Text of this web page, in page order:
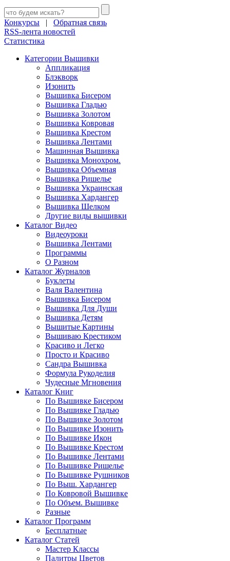
Конкурсы | Обратная связь
RSS-лента новостей
Статистика
Категории Вышивки
Аппликация
Блэкворк
Изонить
Вышивка Бисером
Вышивка Гладью
Вышивка Золотом
Вышивка Ковровая
Вышивка Крестом
Вышивка Лентами
Машинная Вышивка
Вышивка Монохром.
Вышивка Объемная
Вышивка Ришелье
Вышивка Украинская
Вышивка Хардангер
Вышивка Шелком
Другие виды вышивки
Каталог Видео
Видеоуроки
Вышивка Лентами
Программы
О Разном
Каталог Журналов
Буклеты
Валя Валентина
Вышивка Бисером
Вышивка Для Души
Вышивка Детям
Вышитые Картины
Вышиваю Крестиком
Красиво и Легко
Просто и Красиво
Сандра Вышивка
Формула Рукоделия
Чудесные Мгновения
Каталог Книг
По Вышивке Бисером
По Вышивке Гладью
По Вышивке Золотом
По Вышивке Изонить
По Вышивке Икон
По Вышивке Крестом
По Вышивке Лентами
По Вышивке Ришелье
По Вышивке Рушников
По Выш. Хардангер
По Ковровой Вышивке
По Объем. Вышивке
Разные
Каталог Программ
Бесплатные
Каталог Статей
Мастер Классы
Палитры Цветов